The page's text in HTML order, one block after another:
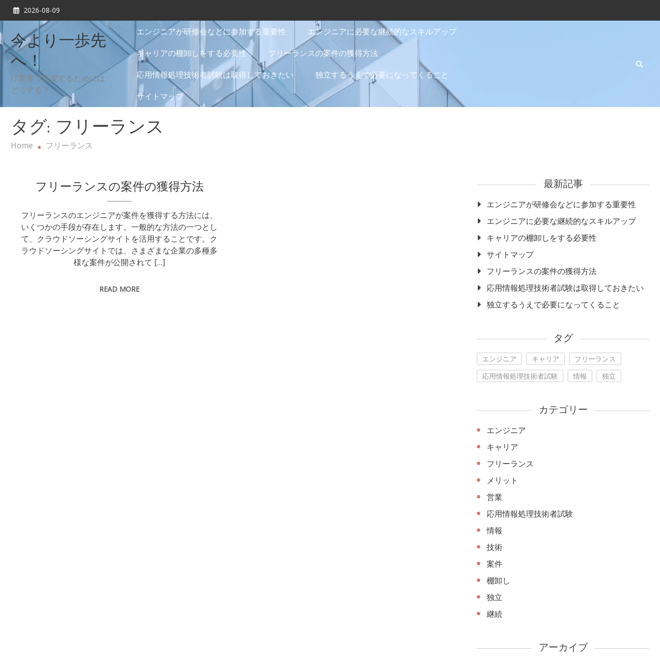
Skip
2026-08-09
今より一歩先
へ！
IT業界で活躍するためには
どうする？
エンジニアが研修会などに参加する重要性
エンジニアに必要な継続的なスキルアップ
キャリアの棚卸しをする必要性
フリーランスの案件の獲得方法
応用情報処理技術者試験は取得しておきたい
独立するうえで必要になってくること
サイトマップ
タグ: フリーランス
Home フリーランス
フリーランスの案件の獲得方法
フリーランスのエンジニアが案件を獲得する方法には、
いくつかの手段が存在します。一般的な方法の一つとし
て、クラウドソーシングサイトを活用することです。ク
ラウドソーシングサイトでは、さまざまな企業の多種多
様な案件が公開されて […]
READ MORE
最新記事
エンジニアが研修会などに参加する重要性
エンジニアに必要な継続的なスキルアップ
キャリアの棚卸しをする必要性
サイトマップ
フリーランスの案件の獲得方法
応用情報処理技術者試験は取得しておきたい
独立するうえで必要になってくること
タグ
エンジニア キャリア
フリーランス
応用情報処理技術者試験
情報 独立
カテゴリー
エンジニア
キャリア
フリーランス
メリット
営業
応用情報処理技術者試験
情報
技術
案件
棚卸し
独立
継続
アーカイブ